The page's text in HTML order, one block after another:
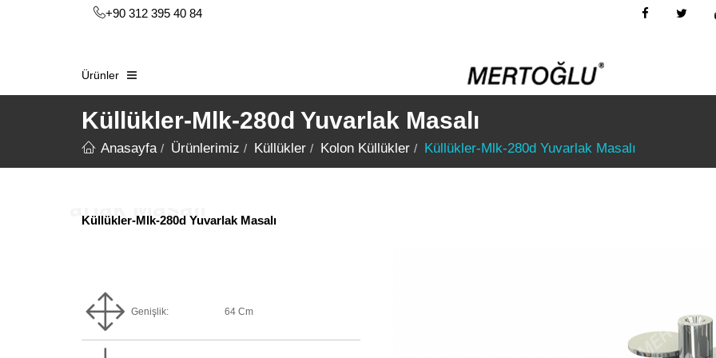
+90 312 395 40 84
Ürünler
Küllükler-Mlk-280d Yuvarlak Masalı
Anasayfa Ürünlerimiz Küllükler Kolon Küllükler Küllükler-Mlk-280d Yuvarlak Masalı
Küllükler-Mlk-280d Yuvarlak Masalı
Genişlik: 64 Cm